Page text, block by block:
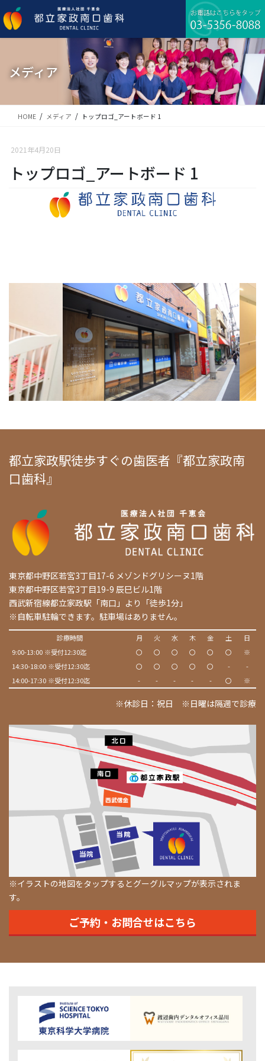
ン
テ
ビ
ゲ
移
メディア
HOME メディア トップロゴ_アートボード 1
2021年4月20日
トップロゴ_アートボード 1
都立家政駅徒歩すぐの歯医者『都立家政南
口歯科』
東京都中野区若宮3丁目17-6 メゾンドグリシーヌ1階
東京都中野区若宮3丁目19-9 辰巳ビル1階
西武新宿線都立家政駅「南口」より「徒歩1分」
※自転車駐輪できます。駐車場はありません。
診療時間 月 火 水 木 金 土
日
9:00-13:00 ※受付12:30迄
〇 〇 〇 〇 〇 〇
※
14:30-18:00 ※受付12:30迄
〇 〇 〇 〇 〇 -
-
14:00-17:30 ※受付12:30迄
- - - - - 〇 ※
※休診日：祝日 ※日曜は隔週で診療
※イラストの地図をタップするとグーグルマップが表示されま
す。
ご予約・お問合せはこちら